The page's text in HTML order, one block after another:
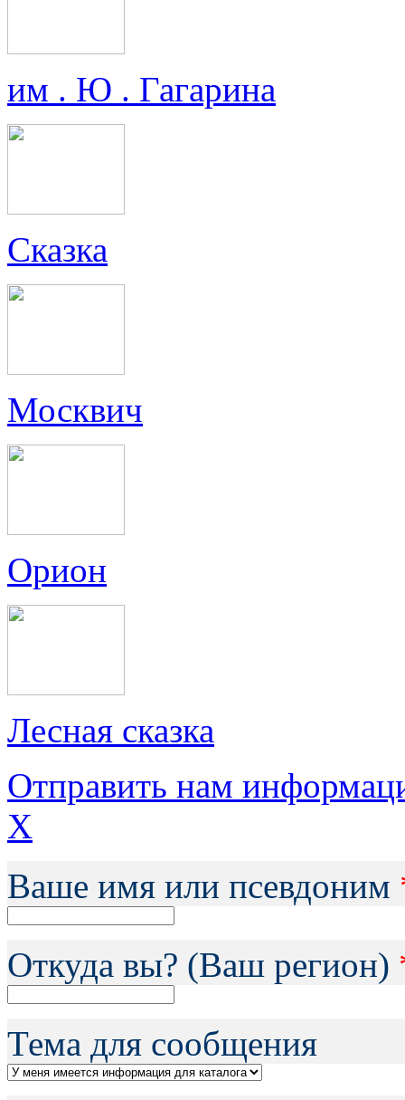
им . Ю . Гагарина
Сказка
Москвич
Орион
Лесная сказка
Отправить нам
X
Ваше имя или псевдоним
Откуда вы? (Ваш регион)
Тема для сообщения